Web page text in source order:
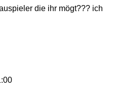
die ihr mögt??? ich